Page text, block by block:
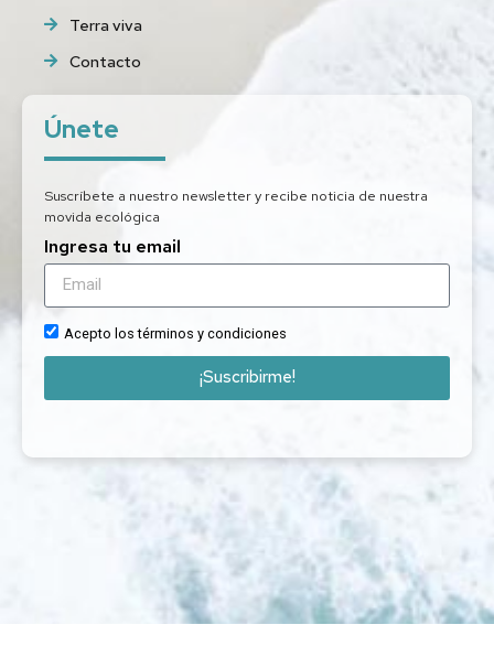
Terra viva
Contacto
Únete
Suscríbete a nuestro newsletter y recibe noticia de nuestra
movida ecológica
Ingresa tu email
Acepto los términos y condiciones
¡Suscribirme!